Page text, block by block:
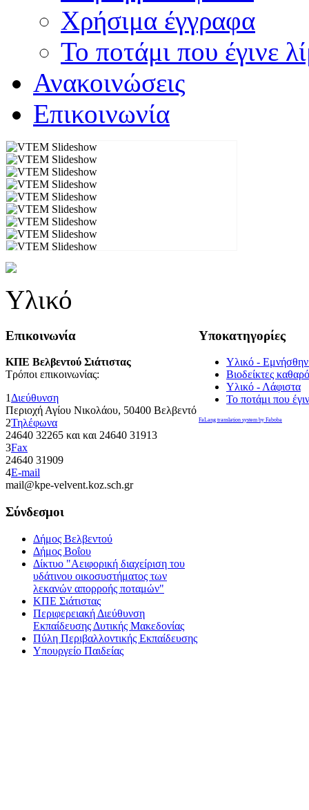
Χρήσιμα έγγραφα
Το ποτάμι που έγινε
Ανακοινώσεις
Επικοινωνία
Υλικό
Επικοινωνία
ΚΠΕ Βελβεντού Σιάτιστας
Τρόποι επικοινωνίας:
1Διεύθυνση
Περιοχή Αγίου Νικολάου, 50400 Βελβεντό
2Τηλέφωνα
24640 32265 και και 24640 31913
3Fax
24640 31909
4E-mail
mail@kpe-velvent.koz.sch.gr
Σύνδεσμοι
Δήμος Βελβεντού
Δήμος Βοΐου
Δίκτυο "Αειφορική διαχείριση του
υδάτινου οικοσυστήματος των
λεκανών απορροής ποταμών"
ΚΠΕ Σιάτιστας
Περιφερειακή Διεύθυνση
Εκπαίδευσης Δυτικής Μακεδονίας
Πύλη Περιβαλλοντικής Εκπαίδευσης
Υπουργείο Παιδείας
Υποκατηγορίες
Υλικό -
Βιοδείκτες
Υλικό - Λάφιστα
Το ποτάμι που
FaLang translation system by Faboba